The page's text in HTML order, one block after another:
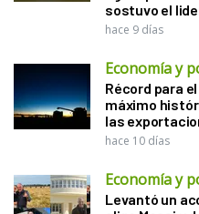
sostuvo el
hace 9 días
Economía y
Récord para
máximo
las
hace 10 días
Economía y
Levantó un